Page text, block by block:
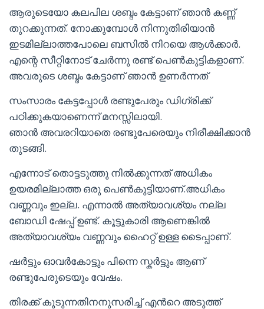
ആരുടെയോ കലപില ശബ്ദം കേട്ടാണ് ഞാൻ കണ്ണ്
തുറക്കുന്നത്. നോക്കുമ്പോൾ നിന്നുതിരിയാൻ
ഇടമില്ലാത്തപോലെ ബസിൽ നിറയെ ആൾക്കാർ.
എന്റെ സീറ്റിനോട് ചേർന്നു രണ്ട് പെൺകുട്ടികളാണ്.
അവരുടെ ശബ്ദം കേട്ടാണ് ഞാൻ ഉണർന്നത്
സംസാരം കേട്ടപ്പോൾ രണ്ടുപേരും ഡിഗ്രിക്ക്
പഠിക്കുകയാണെന്ന് മനസ്സിലായി.
ഞാൻ അവരറിയാതെ രണ്ടുപേരെയും നിരീക്ഷിക്കാൻ
തുടങ്ങി.
എന്നോട് തൊട്ടടുത്തു നിൽക്കുന്നത് അധികം
ഉയരമില്ലാത്ത ഒരു പെൺകുട്ടിയാണ്.അധികം
വണ്ണവും ഇല്ല. എന്നാൽ അത്യാവശ്യം നല്ല
ബോഡി ഷേപ്പ് ഉണ്ട്. കൂട്ടുകാരി ആണെങ്കിൽ
അത്യാവശ്യം വണ്ണവും ഹൈറ്റ് ഉള്ള ടൈപ്പാണ്.
ഷർട്ടും ഓവർകോട്ടും പിന്നെ സ്കർട്ടും ആണ്
രണ്ടുപേരുടെയും വേഷം.
തിരക്ക് കൂടുന്നതിനനുസരിച്ച് എൻറെ അടുത്ത്